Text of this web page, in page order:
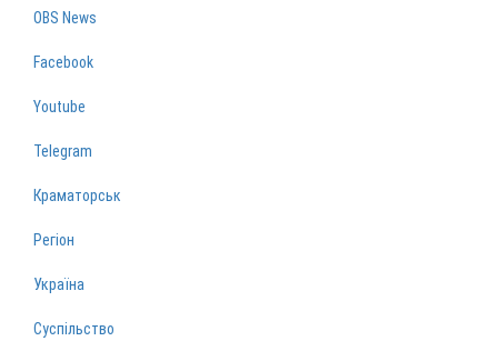
OBS News
Facebook
Youtube
Telegram
Краматорськ
Регіон
Україна
Суспільство